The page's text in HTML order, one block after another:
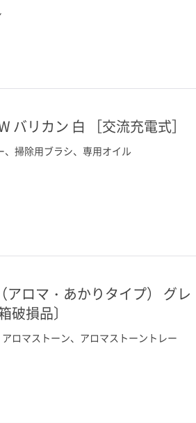
バリカン 白 ［交流充電式］
、掃除用ブラシ、専用オイル
アロマ・あかりタイプ） グレ
破損品〕
ロマストーン、アロマストーントレー